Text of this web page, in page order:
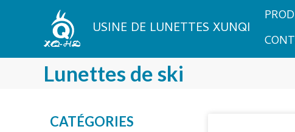
USINE DE LUNETTES XUNQI
Lunettes de ski
CATÉGORIES